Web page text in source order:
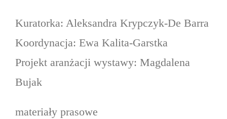
Kuratorka: Aleksandra Krypczyk-De Barra
Koordynacja: Ewa Kalita-Garstka
Projekt aranżacji wystawy: Magdalena
Bujak
materiały prasowe